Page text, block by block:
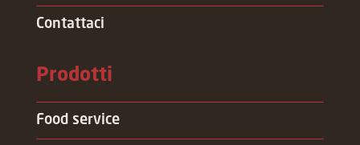
Contattaci
Prodotti
Food service